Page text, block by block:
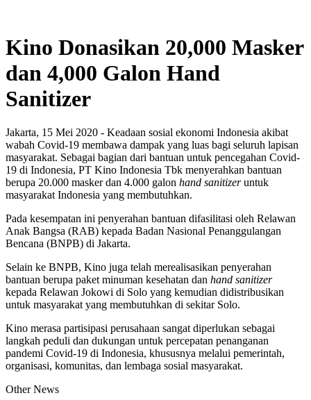
Kino Donasikan 20,000 Masker
dan 4,000 Galon Hand
Sanitizer
Jakarta, 15 Mei 2020 - Keadaan sosial ekonomi Indonesia akibat
wabah Covid-19 membawa dampak yang luas bagi seluruh lapisan
masyarakat. Sebagai bagian dari bantuan untuk pencegahan Covid-
19 di Indonesia, PT Kino Indonesia Tbk menyerahkan bantuan
berupa 20.000 masker dan 4.000 galon hand sanitizeruntuk
masyarakat Indonesia yang membutuhkan.
Pada kesempatan ini penyerahan bantuan difasilitasi oleh Relawan
Anak Bangsa (RAB) kepada Badan Nasional Penanggulangan
Bencana (BNPB) di Jakarta.
Selain ke BNPB, Kino juga telah merealisasikan penyerahan
bantuan berupa paket minuman kesehatan dan hand sanitizer
kepada Relawan Jokowi di Solo yang kemudian didistribusikan
untuk masyarakat yang membutuhkan di sekitar Solo.
Kino merasa partisipasi perusahaan sangat diperlukan sebagai
langkah peduli dan dukungan untuk percepatan penanganan
pandemi Covid-19 di Indonesia, khususnya melalui pemerintah,
organisasi, komunitas, dan lembaga sosial masyarakat.
Other News